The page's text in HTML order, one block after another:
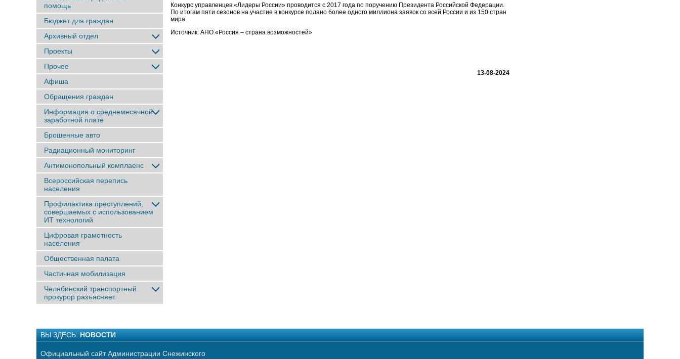
помощь
Бюджет для граждан
Архивный отдел
Проекты
Прочее
Афиша
Обращения граждан
Информация о среднемесячной
заработной плате
Брошенные авто
Радиационный мониторинг
Антимонопольный комплаенс
Всероссийская перепись
населения
Профилактика преступлений,
совершаемых с использованием
ИТ технологий
Цифровая грамотность
населения
Общественная палата
Частичная мобилизация
Челябинский транспортный
прокурор разъясняет
Конкурс управленцев «Лидеры России» проводится с 2017 года по поручению Президента Российской Федерации.
По итогам пяти сезонов на участие в конкурсе подано более одного миллиона заявок со всей России и из 150 стран
мира.
Источник: АНО «Россия – страна возможностей»
13-08-2024
ВЫ ЗДЕСЬ: НОВОСТИ
Официальный сайт Администрации Снежинского